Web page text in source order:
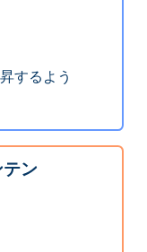
するよう
ン